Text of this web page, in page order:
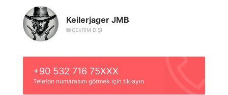
Keilerjager JMB
ÇEVRIM DIŞI
+90 532 716 75XXX
Telefon numarasını görmek için tıklayın